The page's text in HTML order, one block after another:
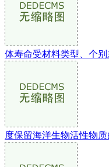
体寿命受材料类型、个
度保留海洋生物活性物